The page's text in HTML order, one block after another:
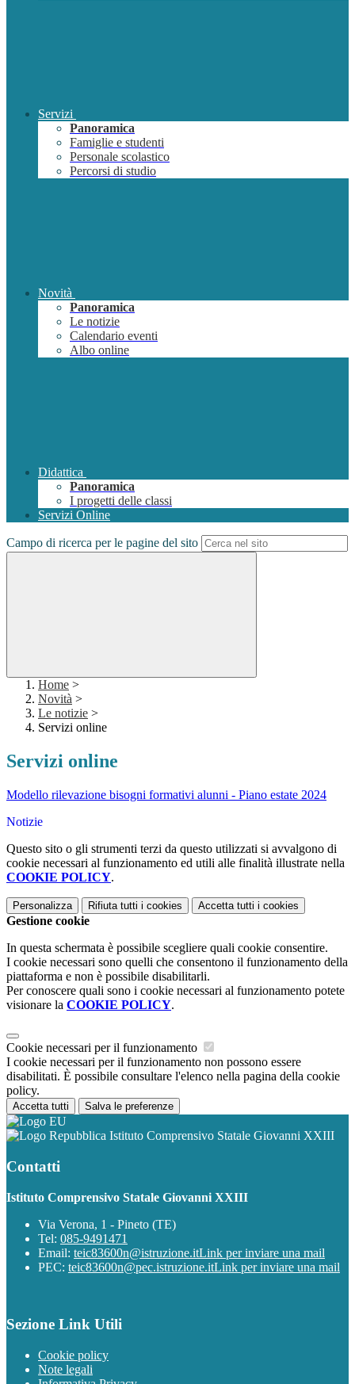
Servizi
Panoramica
Famiglie e studenti
Personale scolastico
Percorsi di studio
Novità
Panoramica
Le notizie
Calendario eventi
Albo online
Didattica
Panoramica
I progetti delle classi
Servizi Online
Campo di ricerca per le pagine del sito
Home >
Novità >
Le notizie >
Servizi online
Servizi online
Modello rilevazione bisogni formativi alunni - Piano estate 2024
Notizie
Questo sito o gli strumenti terzi da questo utilizzati si avvalgono di
cookie necessari al funzionamento ed utili alle finalità illustrate nella
COOKIE POLICY.
Personalizza Rifiuta tutti i cookies Accetta tutti i cookies
Gestione cookie
In questa schermata è possibile scegliere quali cookie consentire.
I cookie necessari sono quelli che consentono il funzionamento della
piattaforma e non è possibile disabilitarli.
Per conoscere quali sono i cookie necessari al funzionamento potete
visionare la COOKIE POLICY.
Cookie necessari per il funzionamento
I cookie necessari per il funzionamento non possono essere
disabilitati. È possibile consultare l'elenco nella pagina della cookie
policy.
Accetta tutti Salva le preferenze
Istituto Comprensivo Statale Giovanni XXIII
Contatti
Istituto Comprensivo Statale Giovanni XXIII
Via Verona, 1 - Pineto (TE)
Tel: 085-9491471
Email: teic83600n@istruzione.itLink per inviare una mail
PEC: teic83600n@pec.istruzione.itLink per inviare una mail
Sezione Link Utili
Cookie policy
Note legali